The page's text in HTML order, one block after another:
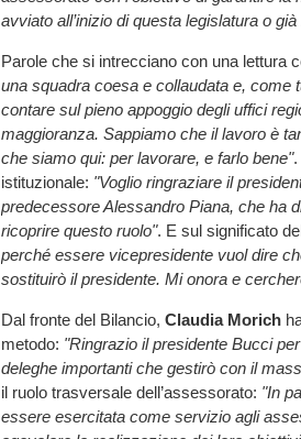
avviato all’inizio di questa legislatura o
Parole che si intrecciano con una lettura
una squadra coesa e collaudata e, come
contare sul pieno appoggio degli uffici
maggioranza. Sappiamo che il lavoro è
che siamo qui: per lavorare, e farlo bene".
istituzionale: "Voglio ringraziare il
predecessore Alessandro Piana, che ha
ricoprire questo ruolo". E sul significato
perché essere vicepresidente vuol dire
sostituirò il presidente. Mi onora e
Dal fronte del Bilancio, Claudia Morich
metodo: "Ringrazio il presidente Bucci
deleghe importanti che gestirò con il
il ruolo trasversale dell’assessorato: "In
essere esercitata come servizio agli